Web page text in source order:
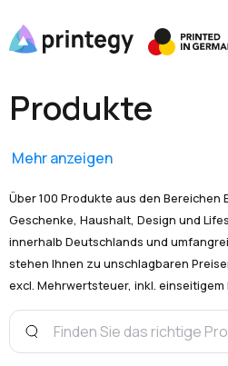
Produkte
Mehr anzeigen
Über 100 Produkte aus den Bereichen
Geschenke, Haushalt, Design und
innerhalb Deutschlands und
stehen Ihnen zu unschlagbaren
excl. Mehrwertsteuer, inkl. einseitigem